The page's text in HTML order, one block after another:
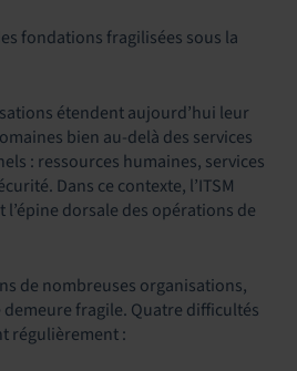
fondations fragilisées sous la
étendent aujourd’hui leur
bien au-delà des services
: ressources humaines, services
Dans ce contexte, l’ITSM
dorsale des opérations de
de nombreuses organisations,
fragile. Quatre difficultés
régulièrement :